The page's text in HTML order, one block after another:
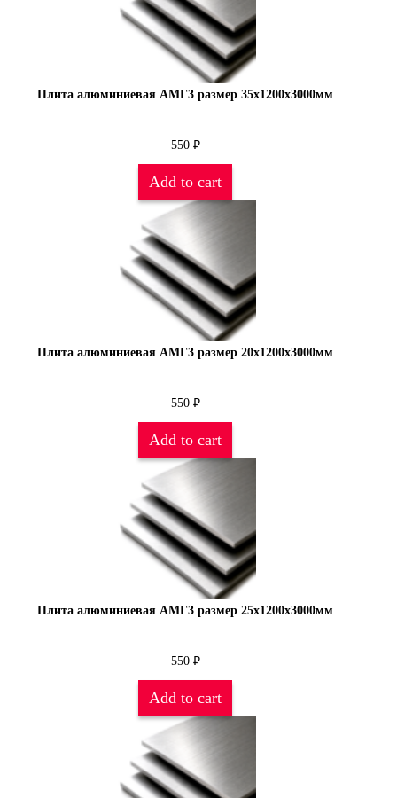
Плита алюминиевая АМГ3 размер 35х1200х3000мм
550 ₽
Add to cart
Плита алюминиевая АМГ3 размер 20х1200х3000мм
550 ₽
Add to cart
Плита алюминиевая АМГ3 размер 25х1200х3000мм
550 ₽
Add to cart